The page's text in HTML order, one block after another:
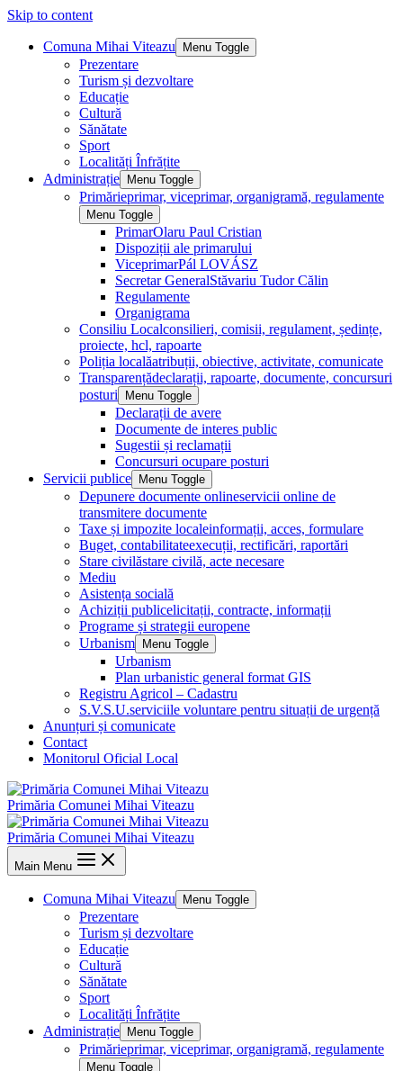
Skip to content
Comuna Mihai Viteazu Menu Toggle
Prezentare
Turism și dezvoltare
Educație
Cultură
Sănătate
Sport
Localități Înfrățite
Administrație
Menu Toggle
Primărieprimar, viceprimar, organigramă, regulamente
Menu Toggle
PrimarOlaru Paul Cristian
Dispoziții ale primarului
ViceprimarPál LOVÁSZ
Secretar GeneralStăvariu Tudor Călin
Regulamente
Organigrama
Consiliu Localconsilieri, comisii, regulament, ședințe,
proiecte, hcl, rapoarte
Poliția localăatribuții, obiective, activitate, comunicate
Transparențădeclarații, rapoarte, documente, concursuri
posturi
Menu Toggle
Declarații de avere
Documente de interes public
Sugestii și reclamații
Concursuri ocupare posturi
Servicii publice
Menu Toggle
Depunere documente onlineservicii online de
transmitere documente
Taxe și impozite localeinformații, acces, formulare
Buget, contabilitateexecuții, rectificări, raportări
Stare civilăstare civilă, acte necesare
Mediu
Asistența socială
Achiziții publicelicitații, contracte, informații
Programe și strategii europene
Urbanism
Menu Toggle
Urbanism
Plan urbanistic general format GIS
Registru Agricol – Cadastru
S.V.S.U.serviciile voluntare pentru situații de urgență
Anunțuri și comunicate
Contact
Monitorul Oficial Local
Primăria Comunei Mihai Viteazu
Primăria Comunei Mihai Viteazu
Main Menu
Comuna Mihai Viteazu Menu Toggle
Prezentare
Turism și dezvoltare
Educație
Cultură
Sănătate
Sport
Localități Înfrățite
Administrație
Menu Toggle
Primărieprimar, viceprimar, organigramă, regulamente
Menu Toggle